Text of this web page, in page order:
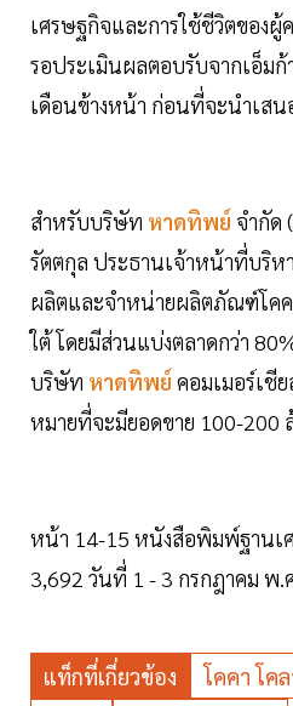
เศรษฐกิจและการใช้ชีวิตของผู้
รอประเมินผลตอบรับจากเอ็มก้
เดือนข้างหน้า ก่อนที่จะนำเส
สำหรับบริษัท หาดทิพย์ จำกัด
รัตตกุล ประธานเจ้าหน้าที่บริ
ผลิตและจำหน่ายผลิตภัณฑ์โคค
ใต้ โดยมีส่วนแบ่งตลาดกว่า
บริษัท หาดทิพย์ คอมเมอร์เชี
หมายที่จะมียอดขาย 100-200
หน้า 14-15 หนังสือพิมพ์ฐาน
3,692 วันที่ 1 - 3 กรกฎาคม พ.
แท็กที่เกี่ยวข้อง โคคา โค